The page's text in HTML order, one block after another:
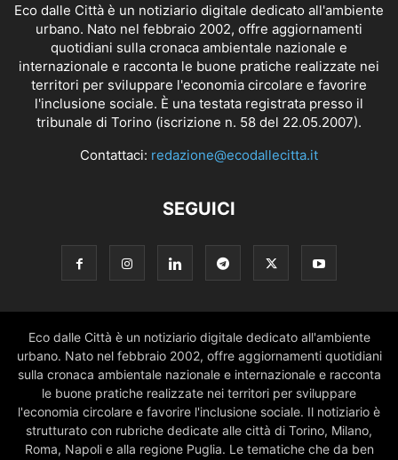
Eco dalle Città è un notiziario digitale dedicato all'ambiente
urbano. Nato nel febbraio 2002, offre aggiornamenti
quotidiani sulla cronaca ambientale nazionale e
internazionale e racconta le buone pratiche realizzate nei
territori per sviluppare l'economia circolare e favorire
l'inclusione sociale. È una testata registrata presso il
tribunale di Torino (iscrizione n. 58 del 22.05.2007).
Contattaci: redazione@ecodallecitta.it
SEGUICI
Eco dalle Città è un notiziario digitale dedicato all'ambiente
urbano. Nato nel febbraio 2002, offre aggiornamenti quotidiani
sulla cronaca ambientale nazionale e internazionale e racconta
le buone pratiche realizzate nei territori per sviluppare
l'economia circolare e favorire l'inclusione sociale. Il notiziario è
strutturato con rubriche dedicate alle città di Torino, Milano,
Roma, Napoli e alla regione Puglia. Le tematiche che da ben